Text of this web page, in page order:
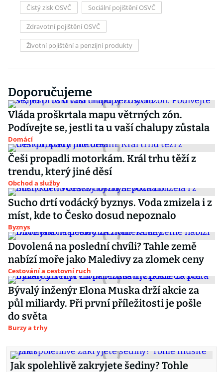
Čistý zisk OSVČ Sociální pojištění OSVČ
Zdravotní pojištění OSVČ
Životní pojištění a penzijní produkty
Doporučujeme
Vláda proškrtala mapu větrných zón.
Podívejte se, jestli ta u vaší chalupy zůstala
Domácí
Češi propadli motorkám. Král trhu těží z
trendu, který jiné děsí
Obchod a služby
Sucho drtí vodácký byznys. Voda zmizela i z
míst, kde to Česko dosud nepoznalo
Byznys
Dovolená na poslední chvíli? Tahle země
nabízí moře jako Maledivy za zlomek ceny
Cestování a cestovní ruch
Bývalý inženýr Elona Muska drží akcie za
půl miliardy. Při první příležitosti je pošle
do světa
Burzy a trhy
Jak spolehlivě zakryjete šediny? Tohle